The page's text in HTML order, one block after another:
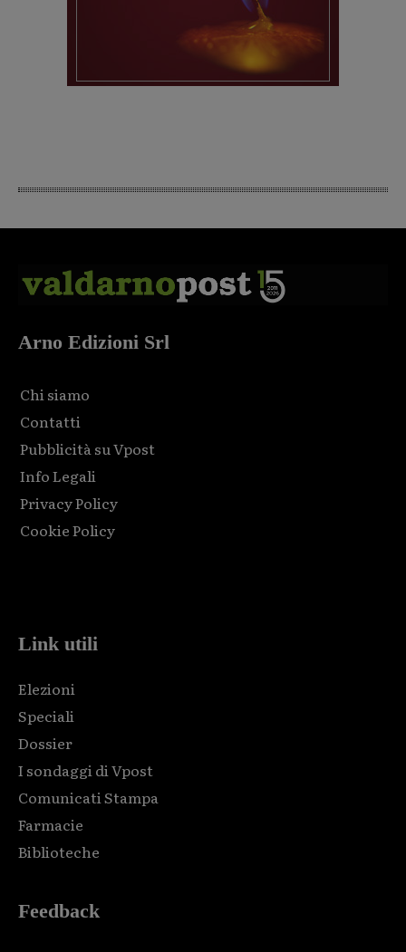
Arno Edizioni Srl
Chi siamo
Contatti
Pubblicità su Vpost
Info Legali
Privacy Policy
Cookie Policy
Link utili
Elezioni
Speciali
Dossier
I sondaggi di Vpost
Comunicati Stampa
Farmacie
Biblioteche
Feedback